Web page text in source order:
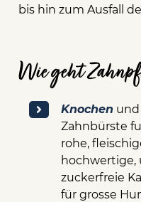
bis hin zum Ausfall
Wie geht
Knochen
Zahnbürste
rohe,
hochwertige,
zuckerfreie
für grosse